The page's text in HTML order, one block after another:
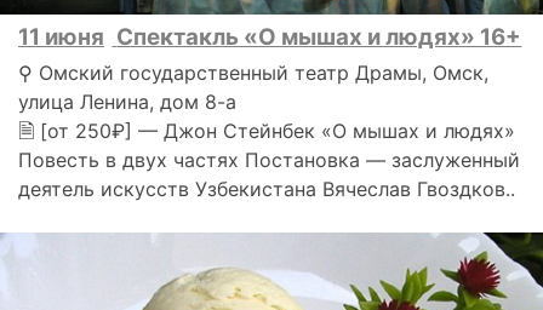
11 июня Спектакль «О мышах и людях» 16+
⚲ Омский государственный театр Драмы, Омск,
улица Ленина, дом 8-а
🗎 [от 250₽] — Джон Стейнбек «О мышах и людях»
Повесть в двух частях Постановка — заслуженный
деятель искусств Узбекистана Вячеслав Гвоздков..